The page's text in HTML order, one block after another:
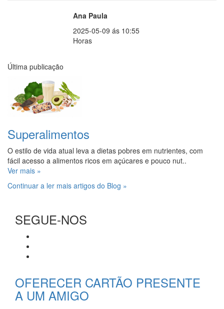
Ana Paula
2025-05-09 ás 10:55
Horas
Última publicação
Superalimentos
O estilo de vida atual leva a dietas pobres em nutrientes, com
fácil acesso a alimentos ricos em açúcares e pouco nut..
Ver mais »
Continuar a ler mais artigos do Blog »
SEGUE-NOS
OFERECER CARTÃO PRESENTE
A UM AMIGO